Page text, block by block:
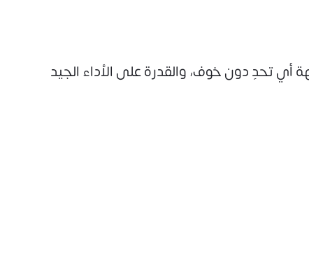
تحدٍ دون خوف، والقدرة على الأداء الجيد